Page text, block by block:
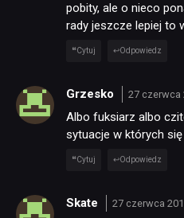
pobity, ale o nieco
rady jeszcze lepiej to
Cytuj Odpowiedz
Grzesko 27 czerwca
Albo fuksiarz albo
sytuacje w których
Cytuj Odpowiedz
Skate 27 czerwca